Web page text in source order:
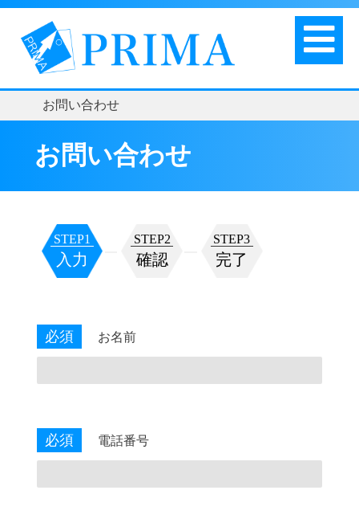
お問い合わせ
お問い合わせ
STEP1
入力
STEP2
確認
STEP3
完了
必須 お名前
必須 電話番号